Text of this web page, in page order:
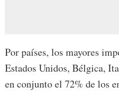
Por países, los mayores
Estados Unidos, Bélgica,
en conjunto el 72% de los